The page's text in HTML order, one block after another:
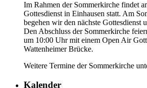
Im Rahmen der Sommerkirche findet
Gottesdienst in Einhausen statt. Am
begehen wir den nächste Gottesdienst
Den Abschluss der Sommerkirche
um 10:00 Uhr mit einem Open Air
Wattenheimer Brücke.
Weitere Termine der Sommerkirche
Kalender